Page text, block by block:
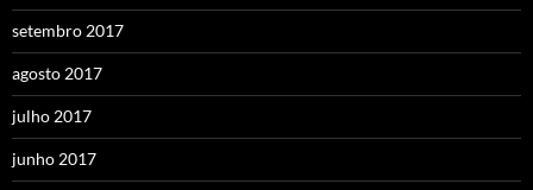
setembro 2017
agosto 2017
julho 2017
junho 2017